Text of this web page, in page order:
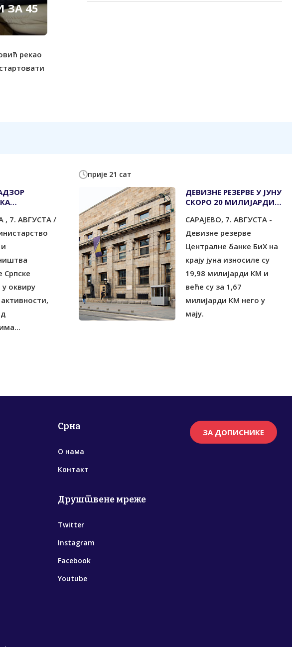
ЗА 45
рекао
, 7. АВГУСТА /
Српске
у оквиру
прије 21 сат
ДЕВИЗНЕ РЕЗЕРВЕ У ЈУНУ
СКОРО 20 МИЛИЈАРДИ
САРАЈЕВО, 7. АВГУСТА -
Девизне резерве
Централне банке БиХ на
крају јуна износиле су
19,98 милијарди КМ и
веће су за 1,67
милијарди КМ него у
мају.
Срна
О нама
Контакт
Друштвене мреже
Twitter
Instagram
Facebook
Youtube
ЗА ДОПИСНИКЕ